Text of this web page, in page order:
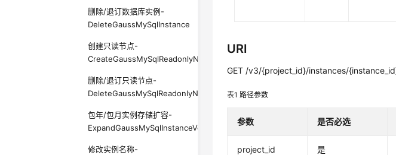
删除/退订数据库实例-
DeleteGaussMySqlInstance
创建只读节点-
CreateGaussMySqlReadonlyNode
删除/退订只读节点-
DeleteGaussMySqlReadonlyNode
包年/包月实例存储扩容-
ExpandGaussMySqlInstanceVolume
修改实例名称-
URI
GET /v3/{project_id}/instances/
表1路径参数
参数 是否必选
project_id 是